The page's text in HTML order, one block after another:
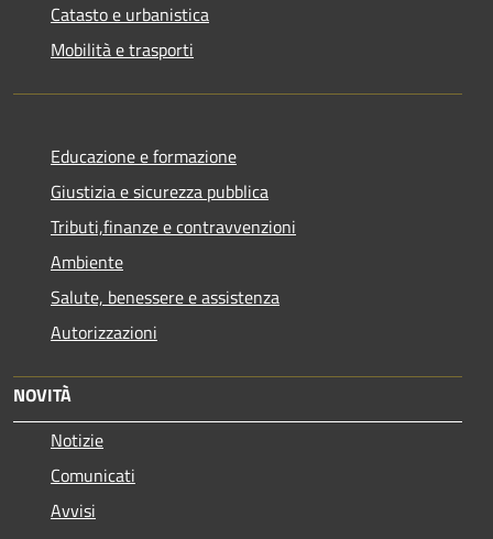
Catasto e urbanistica
Mobilità e trasporti
Educazione e formazione
Giustizia e sicurezza pubblica
Tributi,finanze e contravvenzioni
Ambiente
Salute, benessere e assistenza
Autorizzazioni
NOVITÀ
Notizie
Comunicati
Avvisi